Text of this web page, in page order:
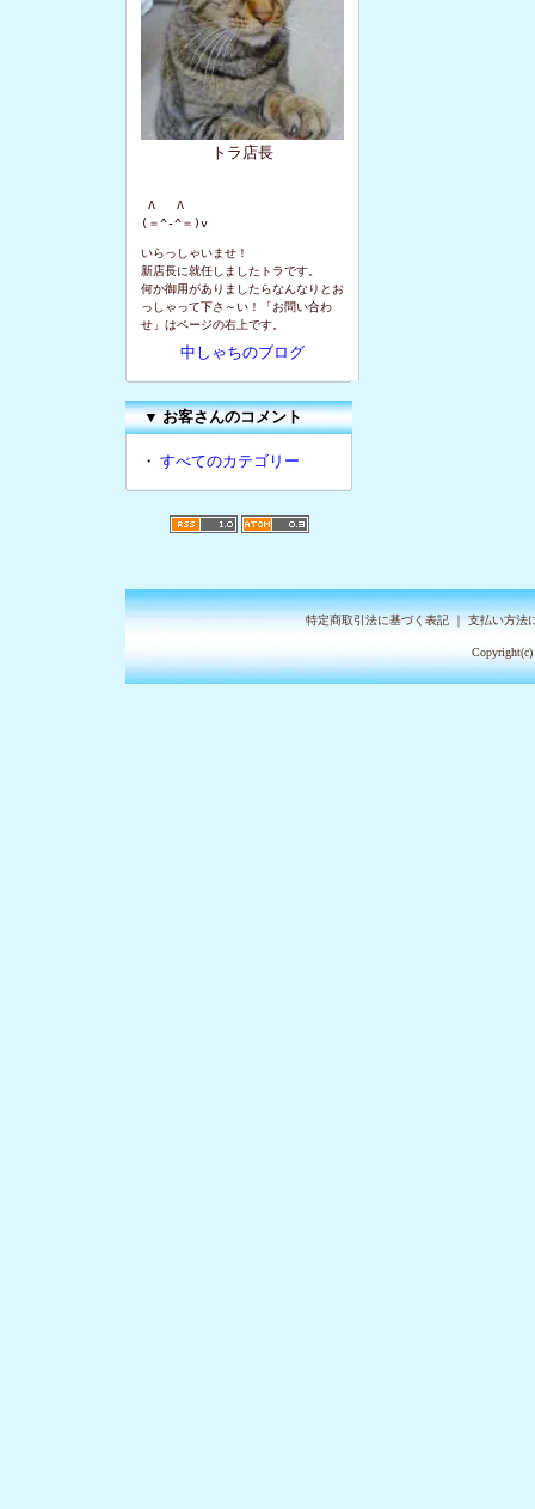
トラ店長
Λ   Λ
(＝^-^＝)v
いらっしゃいませ！
新店長に就任しましたトラです。
何か御用がありましたらなんなりとお
っしゃって下さ～い！「お問い合わ
せ」はページの右上です。
中しゃちのブログ
▼お客さんのコメント
・ すべてのカテゴリー
特定商取引法に基づく表記｜支払い方法